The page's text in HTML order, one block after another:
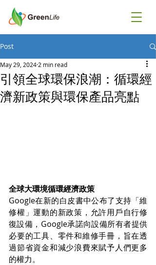
Post
引領全球環保浪潮：循環經
濟新政策與環保產品亮點
May 29, 2024 2 min read
全球大環境循環經濟政策
Google在新的白皮書中公布了支持「維
修權」運動的新政策，允許用戶自行修
復設備，Google承諾向設備所有者提供
必要的工具、零件和維修手冊，旨在透
過節省資金和減少浪費來賦予人們更多
的權力。